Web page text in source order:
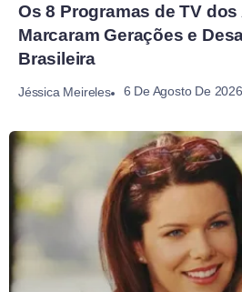
Os 8 Programas de TV
Marcaram Gerações e
Brasileira
Jéssica Meireles 6 De Agosto De 2026